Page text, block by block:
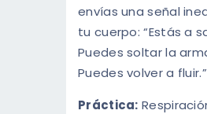
envías una señal
tu cuerpo: “Estás a
Puedes soltar la
Puedes volver a fluir.”
Práctica: